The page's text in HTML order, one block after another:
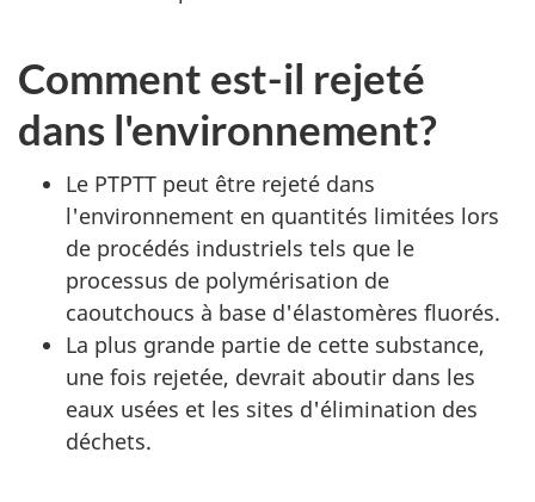
Comment est-il rejeté
dans l'environnement?
Le PTPTT peut être rejeté dans
l'environnement en quantités limitées lors
de procédés industriels tels que le
processus de polymérisation de
caoutchoucs à base d'élastomères fluorés.
La plus grande partie de cette substance,
une fois rejetée, devrait aboutir dans les
eaux usées et les sites d'élimination des
déchets.